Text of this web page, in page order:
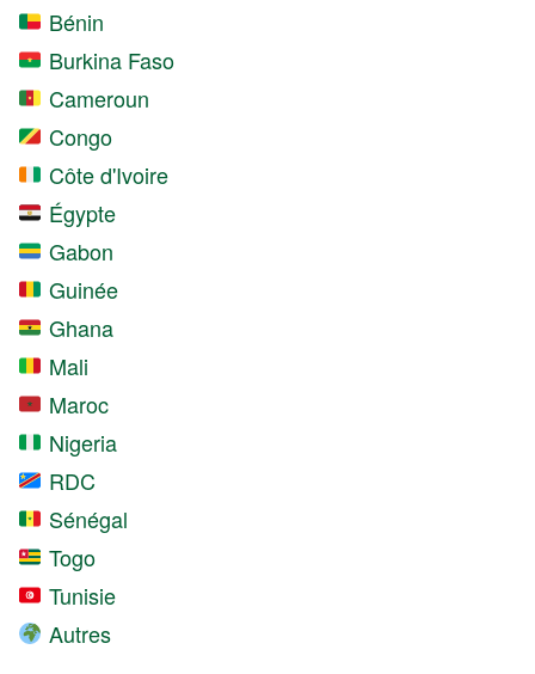
Bénin
Burkina Faso
Cameroun
Congo
Côte d'Ivoire
Égypte
Gabon
Guinée
Ghana
Mali
Maroc
Nigeria
RDC
Sénégal
Togo
Tunisie
Autres